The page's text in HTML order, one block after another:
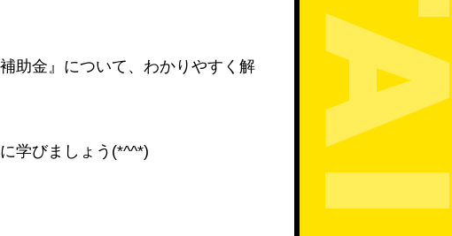
助金』について、わかりやすく解
学びましょう(*^^*)